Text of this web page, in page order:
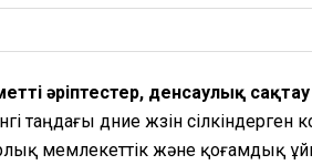
әріптестер, денсаулық
таңдағы дүние жүзін
мемлекеттік және қоғамдық